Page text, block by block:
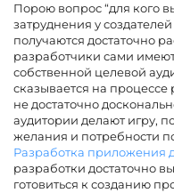
Порою вопрос “для кого
затруднения у
получаются достаточно
разработчики сами
собственной целевой
сказывается на
не достаточно
аудитории делают игру,
желания и потребности
Разработка приложения
разработки достаточно
готовиться к созданию